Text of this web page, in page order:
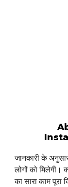
जानकारी के
लोगों को मिलेगी।
का सारा काम